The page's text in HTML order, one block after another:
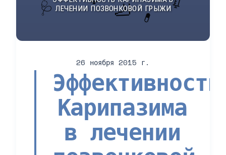
26 ноября 2015 г.
Эффективность
Карипазима
в лечении